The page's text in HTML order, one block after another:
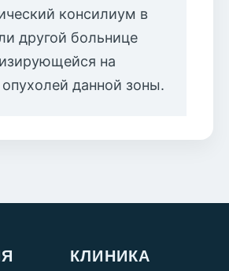
консилиум в
другой больнице
на
данной зоны.
КЛИНИКА